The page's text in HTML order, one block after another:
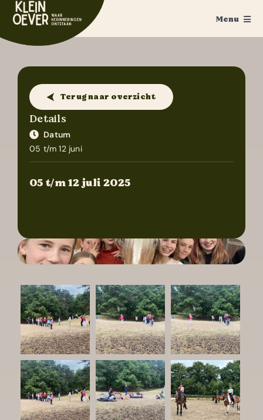
naar
inhoud
Menu
Trouwen
Ponykamp
Groepsaccommodatie
Schoolkamp
Contact
Terug naar overzicht
Details
Datum
05 t/m 12 juni
05 t/m 12 juli 2025
.